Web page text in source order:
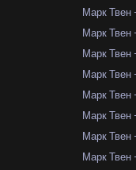
Марк Твен
Марк Твен
Марк Твен
Марк Твен
Марк Твен
Марк Твен
Марк Твен
Марк Твен